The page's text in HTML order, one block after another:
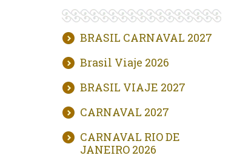
BRASIL CARNAVAL 2027
Brasil Viaje 2026
BRASIL VIAJE 2027
CARNAVAL 2027
CARNAVAL RIO DE
JANEIRO 2026